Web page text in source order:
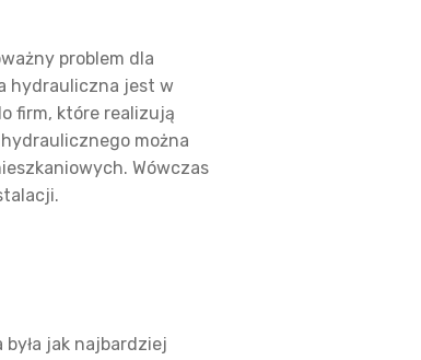
problem dla
hydrauliczna jest w
firm, które realizują
można
Wówczas
jak najbardziej